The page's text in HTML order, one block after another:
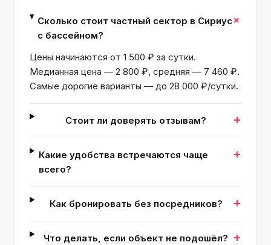
Сколько стоит частный сектор в Сириус
с бассейном?
+
Цены начинаются от 1 500 ₽ за сутки.
Медианная цена — 2 800 ₽, средняя — 7 460 ₽.
Самые дорогие варианты — до 28 000 ₽/сутки.
Стоит ли доверять отзывам? +
Какие удобства встречаются чаще
всего?
+
Как бронировать без посредников? +
Что делать, если объект не подошёл? +